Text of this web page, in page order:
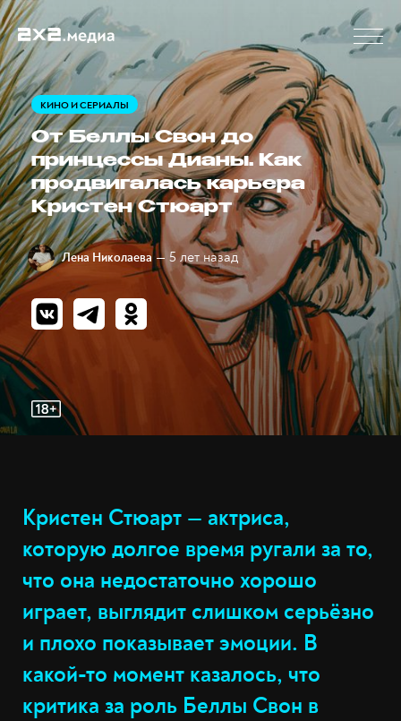
КИНО И СЕРИАЛЫ
От Беллы Свон до
принцессы Дианы. Как
продвигалась карьера
Кристен Стюарт
Лена Николаева — 5 лет назад
Кристен Стюарт — актриса,
которую долгое время ругали за то,
что она недостаточно хорошо
играет, выглядит слишком серьёзно
и плохо показывает эмоции. В
какой-то момент казалось, что
критика за роль Беллы Свон в